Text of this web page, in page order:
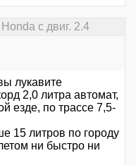
с двиг. 2.4
лукавите
2,0 литра автомат,
езде, по трассе 7,5-
15 литров по городу
ни быстро ни